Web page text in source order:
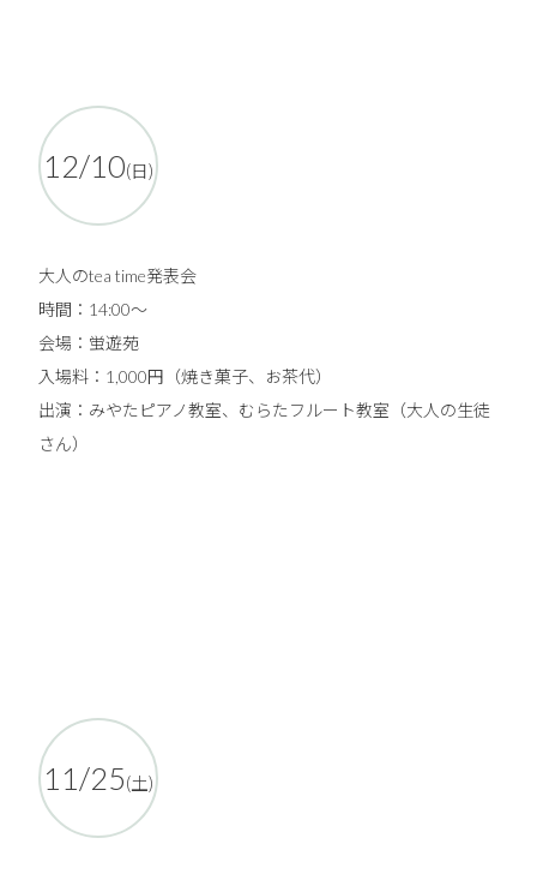
12/10(日)
大人のtea time発表会
時間：14:00〜
会場：蛍遊苑
入場料：1,000円（焼き菓子、お茶代）
出演：みやたピアノ教室、むらたフルート教室（大人の生徒
さん）
11/25(土)